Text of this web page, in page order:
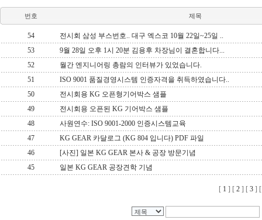
번호 제목
54
전시회 삼성 부스번호.. 대구 엑스코 10월 22일~25일 ..
53
9월 28일 오후 1시 20분 김용후 차장님이 결혼합니다...
52
월간 엔지니어링 총람의 인터뷰가 있었습니다.
51
ISO 9001 품질경영시스템 인증자격을 취득하였습니다..
50
전시회용 KG 오픈형기어박스 샘플
49
전시회용 오픈된 KG 기어박스 샘플
48
사원연수: ISO 9001-2000 인증시스템교육
47
KG GEAR 카달로그 (KG 804 입니다) PDF 파일
46
[사진] 일본 KG GEAR 본사 & 공장 방문기념
45
일본 KG GEAR 공장견학 기념
[ 1 ] [ 2] [ 3]